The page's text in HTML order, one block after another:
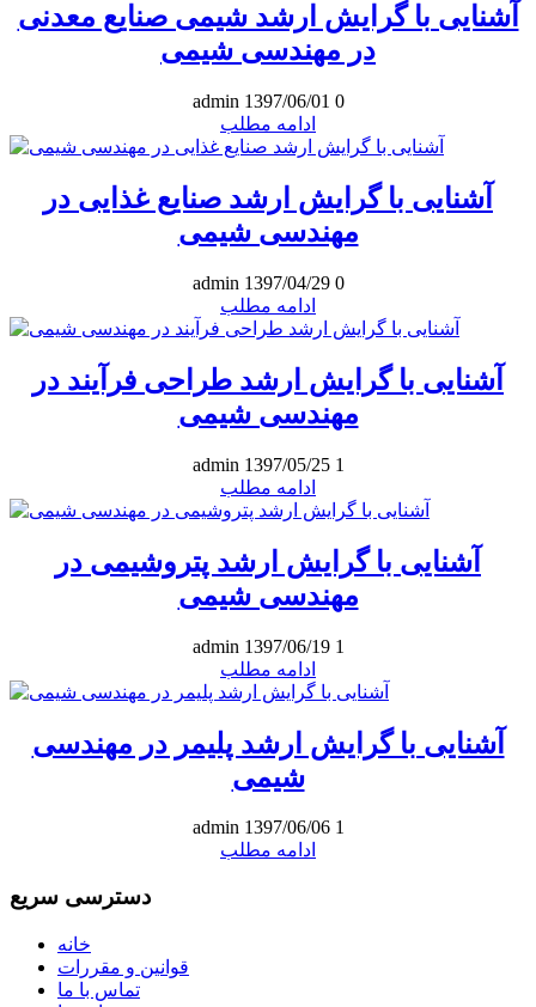
آشنایی با گرایش ارشد شیمی صنایع معدنی
در مهندسی شیمی
admin 1397/06/01 0
ادامه مطلب
آشنایی با گرایش ارشد صنایع غذایی در
مهندسی شیمی
admin 1397/04/29 0
ادامه مطلب
آشنایی با گرایش ارشد طراحی فرآیند در
مهندسی شیمی
admin 1397/05/25 1
ادامه مطلب
آشنایی با گرایش ارشد پتروشیمی در
مهندسی شیمی
admin 1397/06/19 1
ادامه مطلب
آشنایی با گرایش ارشد پلیمر در مهندسی
شیمی
admin 1397/06/06 1
ادامه مطلب
دسترسی سریع
خانه
قوانین و مقررات
تماس با ما